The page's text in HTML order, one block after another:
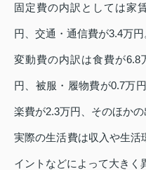
固定費の内訳としては家
円、交通・通信費が3.4万円
変動費の内訳は食費が6.8
円、被服・履物費が0.7万
楽費が2.3万円、そのほかの
実際の生活費は収入や生活
イントなどによって大きく